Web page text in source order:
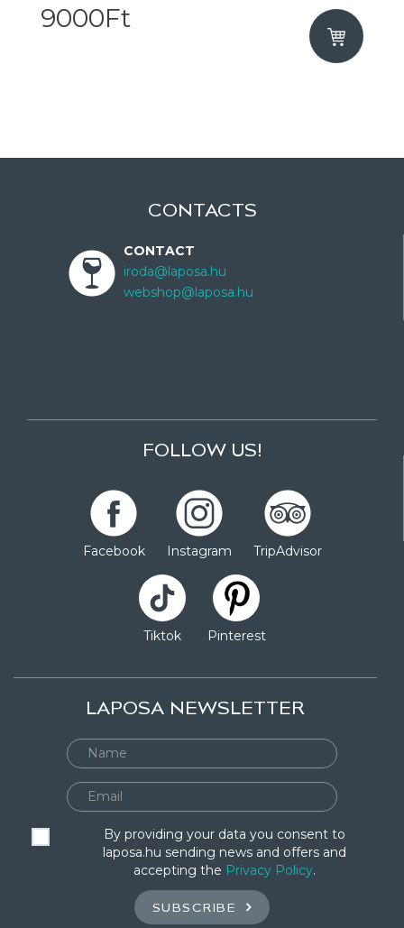
9000Ft
CONTACTS
CONTACT
iroda@laposa.hu
webshop@laposa.hu
FOLLOW US!
Facebook Instagram TripAdvisor
Tiktok Pinterest
LAPOSA NEWSLETTER
By providing your data you consent to
laposa.hu sending news and offers and
accepting the Privacy Policy.
SUBSCRIBE